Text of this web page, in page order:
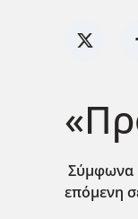
Σύμφωνα
επόμενη